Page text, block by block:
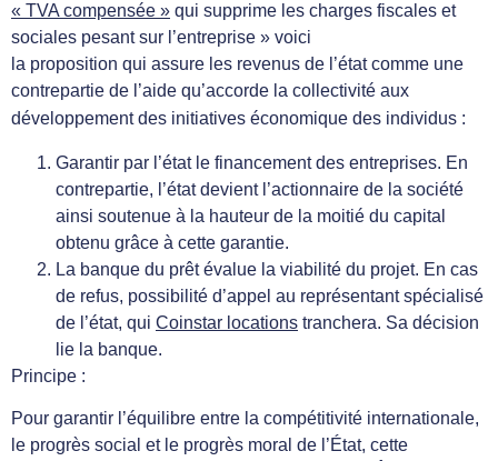
« TVA compensée » qui supprime les charges fiscales et
sociales pesant sur l’entreprise » voici
la proposition qui assure les revenus de l’état comme une
contrepartie de l’aide qu’accorde la collectivité aux
développement des initiatives économique des individus :
Garantir par l’état le financement des entreprises. En
contrepartie, l’état devient l’actionnaire de la société
ainsi soutenue à la hauteur de la moitié du capital
obtenu grâce à cette garantie.
La banque du prêt évalue la viabilité du projet. En cas
de refus, possibilité d’appel au représentant spécialisé
de l’état, qui Coinstar locations tranchera. Sa décision
lie la banque.
Principe :
Pour garantir l’équilibre entre la compétitivité internationale,
le progrès social et le progrès moral de l’État, cette